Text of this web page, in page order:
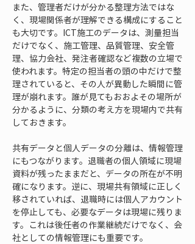
また、管理者だけが分かる整理方法ではな
く、現場関係者が理解できる構成にすること
も大切です。ICT施工のデータは、測量担当
だけでなく、施工管理、品質管理、安全管
理、協力会社、発注者確認など複数の立場で
使われます。特定の担当者の頭の中だけで整
理されていると、その人が異動した瞬間に管
理が崩れます。誰が見てもおおよその場所が
分かるように、分類の考え方を現場内で共有
しておきます。
共有データと個人データの分離は、情報管理
にもつながります。退職者の個人領域に現場
資料が残ったままだと、データの所在が不明
確になります。逆に、現場共有領域に正しく
移されていれば、退職時には個人アカウント
を停止しても、必要なデータは現場に残りま
す。これは後任者の作業継続だけでなく、会
社としての情報管理にも重要です。